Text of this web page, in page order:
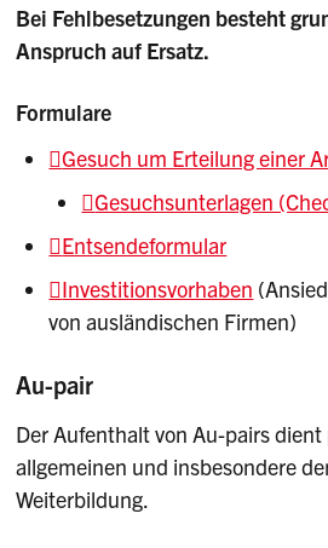
Bei Fehlbesetzungen besteht
Anspruch auf Ersatz.
Formulare
Gesuch um Erteilung einer
Gesuchsunterlagen
Entsendeformular
Investitionsvorhaben
von ausländischen Firmen)
Au-pair
Der Aufenthalt von Au-pairs
allgemeinen und insbesondere
Weiterbildung.